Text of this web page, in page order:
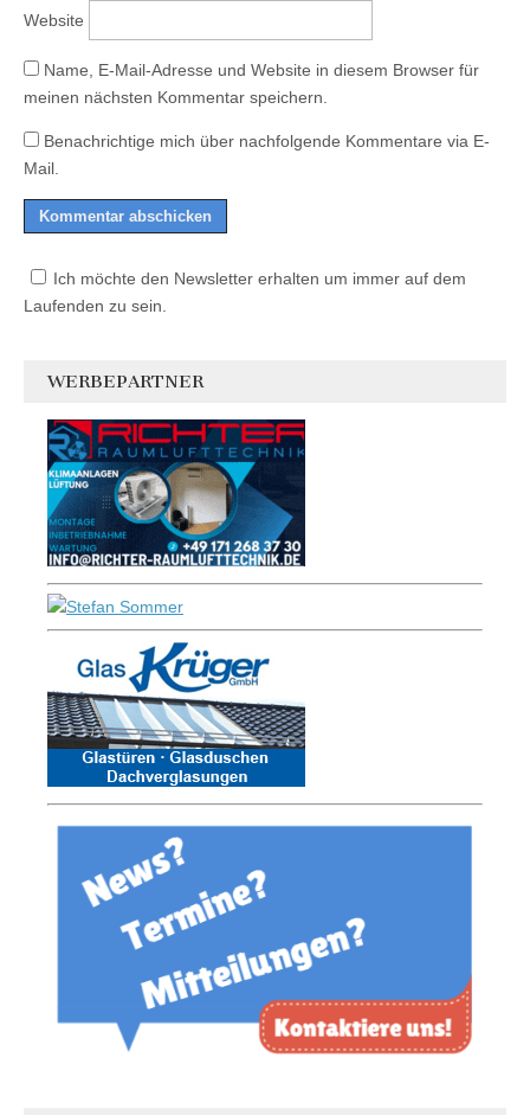
Website
Name, E-Mail-Adresse und Website in diesem Browser für
meinen nächsten Kommentar speichern.
Benachrichtige mich über nachfolgende Kommentare via E-
Mail.
Ich möchte den Newsletter erhalten um immer auf dem
Laufenden zu sein.
WERBEPARTNER